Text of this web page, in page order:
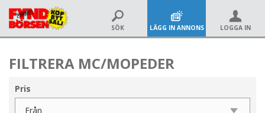
SÖK LÄGG IN ANNONS LOGGA IN
FILTRERA MC/MOPEDER
Pris